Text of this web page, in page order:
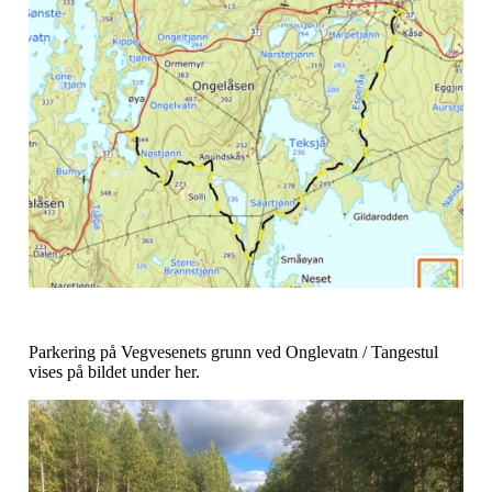
Parkering på Vegvesenets grunn ved Onglevatn / Tangestul
vises på bildet under her.